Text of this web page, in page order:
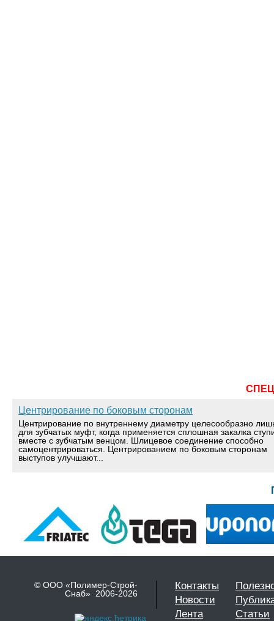
Центрирование по боковым сторонам
Центрирование по внутреннему диаметру целесообразно
для зубчатых муфт, когда применяется сплошная закалка
вместе с зубчатым венцом. Шлицевое соединение способно
самоцентрироваться. Центрированием по боковым сторонам
выступов улучшают...
© ООО «Полимер-Строй-
Снаб» 2006-2026
Контакты
Новости
Лента
Статьи